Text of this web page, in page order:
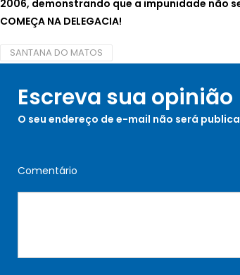
2006, demonstrando que a impunidade não
COMEÇA NA DELEGACIA!
SANTANA DO MATOS
Escreva sua opinião
O seu endereço de e-mail não será
Comentário